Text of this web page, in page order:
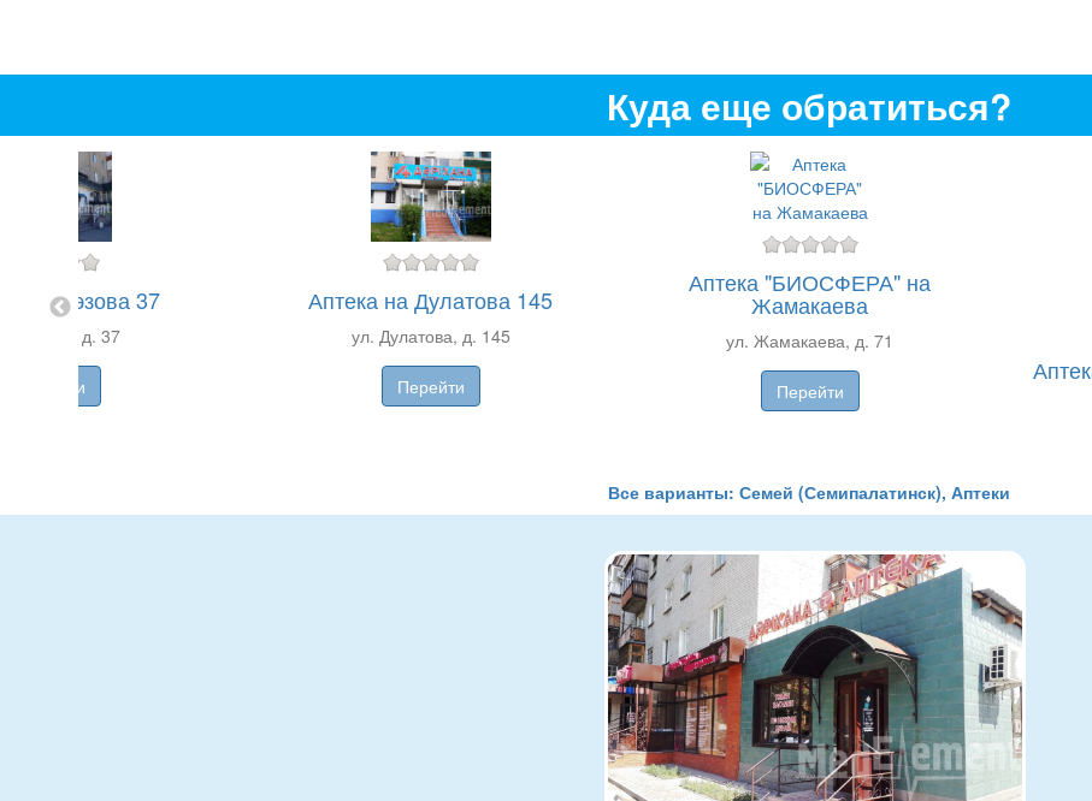
Куда еще обратиться?
на Ауэзова 37
Ауэзова, д. 37
Перейти
Аптека на Дулатова 145
ул. Дулатова, д. 145
Перейти
Аптека "БИОСФЕРА" на
Жамакаева
ул. Жамакаева, д. 71
Перейти
Все варианты: Семей (Семипалатинск), Аптеки